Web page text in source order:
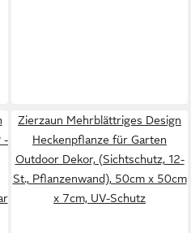
-
Zierzaun Mehrblättriges Design
Heckenpflanze für Garten
Outdoor Dekor, (Sichtschutz, 12-
St., Pflanzenwand), 50cm x 50cm
x 7cm, UV-Schutz